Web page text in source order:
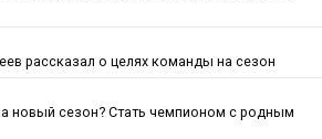
рассказал о целях команды на сезон
новый сезон? Стать чемпионом с родным